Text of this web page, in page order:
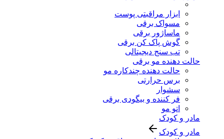
ابزار مراقبتی پوست
مسواک برقی
ماساژور برقی
گوش پاک کن برقی
تب سنج دیجیتالی
حالت دهنده مو برقی
حالت دهنده چندکاره مو
برس حرارتی
سشوار
فر کننده و بیگودی برقی
اتو مو
مادر و کودک
مادر و کودک